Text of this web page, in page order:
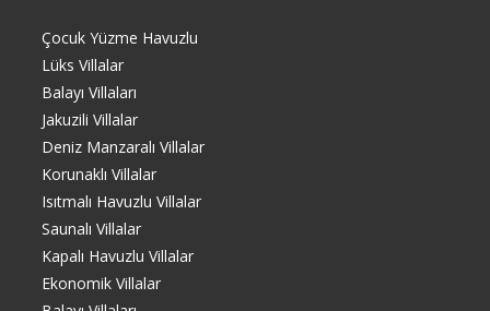
Çocuk Yüzme Havuzlu
Lüks Villalar
Balayı Villaları
Jakuzili Villalar
Deniz Manzaralı Villalar
Korunaklı Villalar
Isıtmalı Havuzlu Villalar
Saunalı Villalar
Kapalı Havuzlu Villalar
Ekonomik Villalar